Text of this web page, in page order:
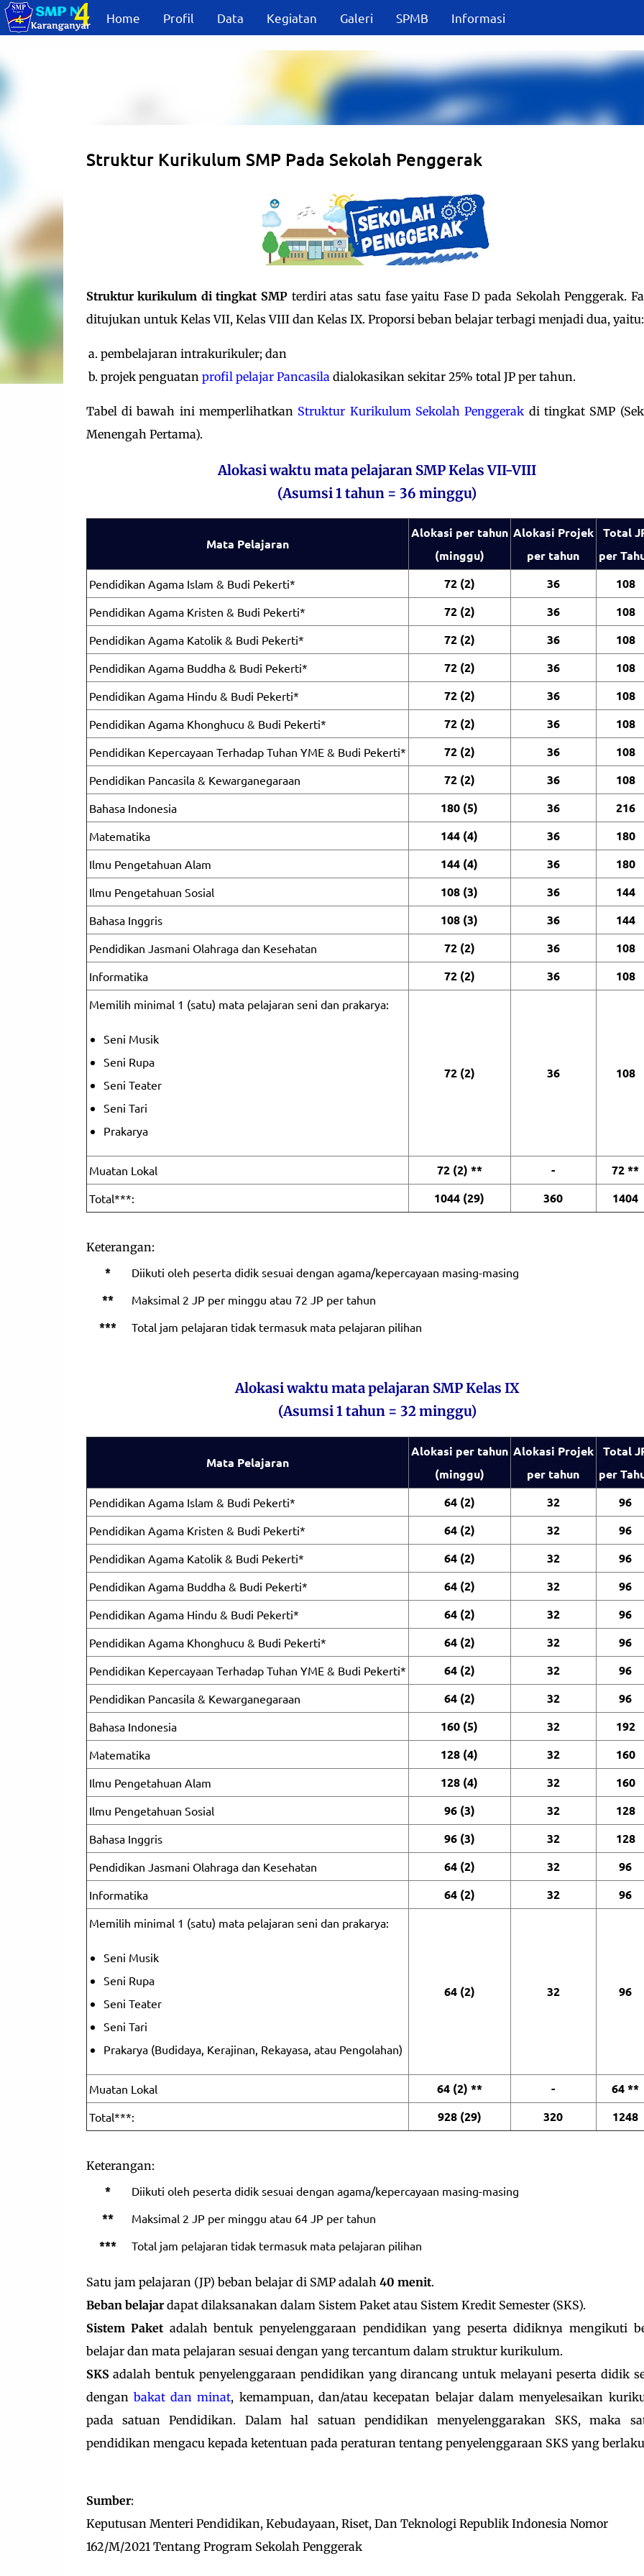
Home Profil Data Kegiatan Galeri SPMB Informasi
Langsung ke konten utama
Struktur Kurikulum SMP Pada Sekolah Penggerak
Struktur kurikulum di tingkat SMP terdiri atas satu fase yaitu Fase D pada Sekolah Penggerak.
ditujukan untuk Kelas VII, Kelas VIII dan Kelas IX. Proporsi beban belajar terbagi menjadi dua, yaitu:
pembelajaran intrakurikuler; dan
projek penguatan profil pelajar Pancasiladialokasikan sekitar 25% total JP per tahun.
Tabel di bawah ini memperlihatkan Struktur Kurikulum Sekolah Penggerak di tingkat SMP
Menengah Pertama).
Alokasi waktu mata pelajaran SMP Kelas VII-VIII
(Asumsi 1 tahun = 36 minggu)
Mata Pelajaran
Alokasi per tahun
(minggu)
Alokasi Projek
per tahun
Total
per
Pendidikan Agama Islam & Budi Pekerti* 72 (2) 36 108
Pendidikan Agama Kristen & Budi Pekerti* 72 (2) 36 108
Pendidikan Agama Katolik & Budi Pekerti* 72 (2) 36 108
Pendidikan Agama Buddha & Budi Pekerti* 72 (2) 36 108
Pendidikan Agama Hindu & Budi Pekerti* 72 (2) 36 108
Pendidikan Agama Khonghucu & Budi Pekerti* 72 (2) 36 108
Pendidikan Kepercayaan Terhadap Tuhan YME & Budi Pekerti* 72 (2) 36 108
Pendidikan Pancasila & Kewarganegaraan 72 (2) 36 108
Bahasa Indonesia 180 (5) 36 216
Matematika 144 (4) 36 180
Ilmu Pengetahuan Alam 144 (4) 36 180
Ilmu Pengetahuan Sosial 108 (3) 36 144
Bahasa Inggris 108 (3) 36 144
Pendidikan Jasmani Olahraga dan Kesehatan 72 (2) 36 108
Informatika 72 (2) 36 108
Memilih minimal 1 (satu) mata pelajaran seni dan prakarya:
Seni Musik
Seni Rupa
Seni Teater
Seni Tari
Prakarya
72 (2) 36 108
Muatan Lokal 72 (2) ** - 72 **
Total***: 1044 (29) 360 1404
Keterangan:
* Diikuti oleh peserta didik sesuai dengan agama/kepercayaan masing-masing
** Maksimal 2 JP per minggu atau 72 JP per tahun
*** Total jam pelajaran tidak termasuk mata pelajaran pilihan
Alokasi waktu mata pelajaran SMP Kelas IX
(Asumsi 1 tahun = 32 minggu)
Mata Pelajaran
Alokasi per tahun
(minggu)
Alokasi Projek
per tahun
Total
per
Pendidikan Agama Islam & Budi Pekerti* 64 (2) 32 96
Pendidikan Agama Kristen & Budi Pekerti* 64 (2) 32 96
Pendidikan Agama Katolik & Budi Pekerti* 64 (2) 32 96
Pendidikan Agama Buddha & Budi Pekerti* 64 (2) 32 96
Pendidikan Agama Hindu & Budi Pekerti* 64 (2) 32 96
Pendidikan Agama Khonghucu & Budi Pekerti* 64 (2) 32 96
Pendidikan Kepercayaan Terhadap Tuhan YME & Budi Pekerti* 64 (2) 32 96
Pendidikan Pancasila & Kewarganegaraan 64 (2) 32 96
Bahasa Indonesia 160 (5) 32 192
Matematika 128 (4) 32 160
Ilmu Pengetahuan Alam 128 (4) 32 160
Ilmu Pengetahuan Sosial 96 (3) 32 128
Bahasa Inggris 96 (3) 32 128
Pendidikan Jasmani Olahraga dan Kesehatan 64 (2) 32 96
Informatika 64 (2) 32 96
Memilih minimal 1 (satu) mata pelajaran seni dan prakarya:
Seni Musik
Seni Rupa
Seni Teater
Seni Tari
Prakarya (Budidaya, Kerajinan, Rekayasa, atau Pengolahan)
64 (2) 32 96
Muatan Lokal 64 (2) ** - 64 **
Total***: 928 (29) 320 1248
Keterangan:
* Diikuti oleh peserta didik sesuai dengan agama/kepercayaan masing-masing
** Maksimal 2 JP per minggu atau 64 JP per tahun
*** Total jam pelajaran tidak termasuk mata pelajaran pilihan
Satu jam pelajaran (JP) beban belajar di SMP adalah 40 menit.
Beban belajardapat dilaksanakan dalam Sistem Paket atau Sistem Kredit Semester (SKS).
Sistem Paket adalah bentuk penyelenggaraan pendidikan yang peserta didiknya mengikuti
belajar dan mata pelajaran sesuai dengan yang tercantum dalam struktur kurikulum.
SKSadalah bentuk penyelenggaraan pendidikan yang dirancang untuk melayani peserta didik
dengan bakat dan minat, kemampuan, dan/atau kecepatan belajar dalam menyelesaikan
pada satuan Pendidikan. Dalam hal satuan pendidikan menyelenggarakan SKS, maka
pendidikan mengacu kepada ketentuan pada peraturan tentang penyelenggaraan SKS yang
Sumber:
Keputusan Menteri Pendidikan, Kebudayaan, Riset, Dan Teknologi Republik Indonesia Nomor
162/M/2021 Tentang Program Sekolah Penggerak